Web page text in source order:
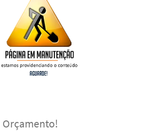
Orçamento!